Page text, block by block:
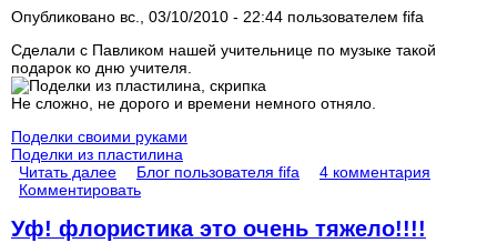
Опубликовано вс., 03/10/2010 - 22:44 пользователем fifa
Сделали с Павликом нашей учительнице по музыке такой
подарок ко дню учителя.
Не сложно, не дорого и времени немного отняло.
Поделки своими руками
Поделки из пластилина
Читать далее
Блог пользователя fifa
4 комментария
Комментировать
Уф! флористика это очень тяжело!!!!